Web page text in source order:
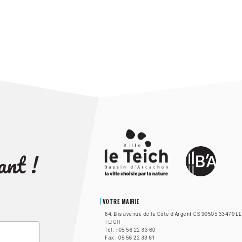
VOTRE MAIRIE
64, Bis avenue de la Côte d’Argent CS 90505 33470 LE
TEICH
Tél. : 05 56 22 33 60
Fax : 05 56 22 33 61